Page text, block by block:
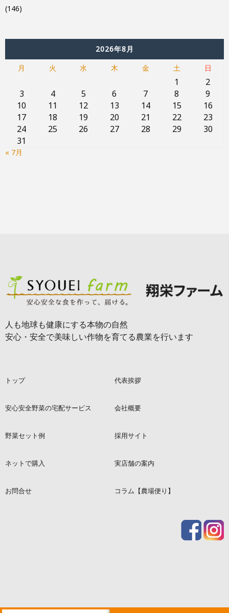
(146)
2026年8月
月
火 水 木 金 土 日
1
2
3
4 5 6 7 8
9
10
11 12 13 14 15
16
17
18 19 20 21 22
23
24
25 26 27 28 29
30
31
« 7月
人も地球も健康にする本物の自然
安心・安全で美味しい作物を育てる農業を行います
トップ 代表挨拶
安心安全野菜の宅配サービス 会社概要
野菜セット例 採用サイト
ネットで購入 実店舗の案内
お問合せ コラム【農場便り】